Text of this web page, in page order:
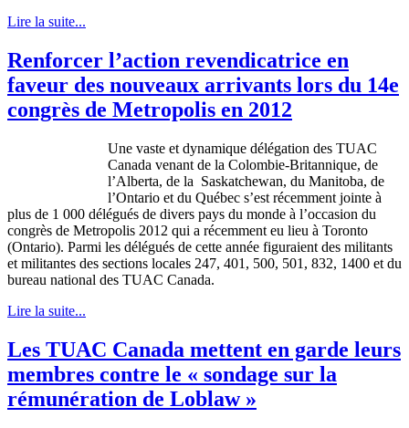
Lire la suite...
Renforcer l’action revendicatrice en
faveur des nouveaux arrivants lors du 14e
congrès de Metropolis en 2012
Une vaste et dynamique délégation des TUAC
Canada venant de la Colombie-Britannique, de
l’Alberta, de la Saskatchewan, du Manitoba, de
l’Ontario et du Québec s’est récemment jointe à
plus de 1 000 délégués de divers pays du monde à l’occasion du
congrès de Metropolis 2012 qui a récemment eu lieu à Toronto
(Ontario). Parmi les délégués de cette année figuraient des militants
et militantes des sections locales 247, 401, 500, 501, 832, 1400 et du
bureau national des TUAC Canada.
Lire la suite...
Les TUAC Canada mettent en garde leurs
membres contre le « sondage sur la
rémunération de Loblaw »